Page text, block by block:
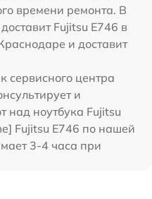
времени ремонта. В
Fujitsu E746 в
и доставит
сервисного центра
и
над ноутбука Fujitsu
Fujitsu E746 по нашей
3-4 часа при